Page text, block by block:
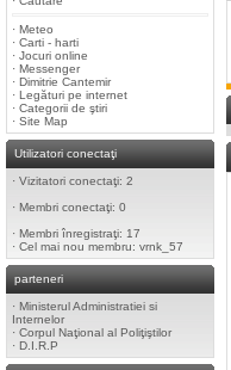
· Meteo
· Carti - harti
· Jocuri online
· Messenger
· Dimitrie Cantemir
· Legături pe internet
· Categorii de ştiri
· Site Map
Utilizatori conectaţi
· Vizitatori conectaţi: 2
· Membri conectaţi: 0
· Membri înregistraţi: 17
· Cel mai nou membru: vrnk_57
parteneri
· Ministerul Administratiei si
Internelor
· Corpul Naţional al Poliţiştilor
· D.I.R.P